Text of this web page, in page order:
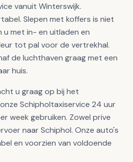
vanuit Winterswijk.
Slepen met koffers is niet
u met in- en uitladen en
tot pal voor de vertrekhal.
de luchthaven graag met een
huis.
u graag op bij het
Schipholtaxiservice 24 uur
week gebruiken. Zowel prive
naar Schiphol. Onze auto's
en voorzien van voldoende